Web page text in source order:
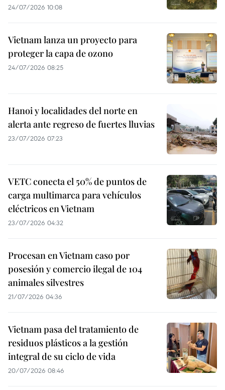
24/07/2026 10:08
Vietnam lanza un proyecto para
proteger la capa de ozono
24/07/2026 08:25
Hanoi y localidades del norte en
alerta ante regreso de fuertes lluvias
23/07/2026 07:23
VETC conecta el 50% de puntos de
carga multimarca para vehículos
eléctricos en Vietnam
23/07/2026 04:32
Procesan en Vietnam caso por
posesión y comercio ilegal de 104
animales silvestres
21/07/2026 04:36
Vietnam pasa del tratamiento de
residuos plásticos a la gestión
integral de su ciclo de vida
20/07/2026 08:46